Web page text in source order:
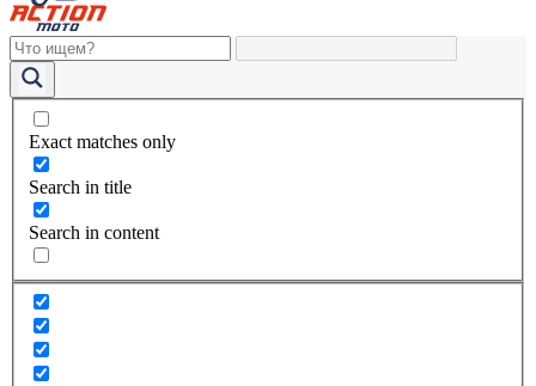
Exact matches only
Search in title
Search in content